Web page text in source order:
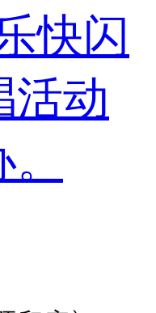
快闪
活动